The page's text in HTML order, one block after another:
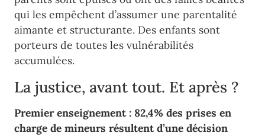
qui les empêchent d’assumer une parentalité
aimante et structurante. Des enfants sont
porteurs de toutes les vulnérabilités
accumulées.
La justice, avant tout. Et après ?
Premier enseignement : 82,4% des prises en
charge de mineurs résultent d’une décision